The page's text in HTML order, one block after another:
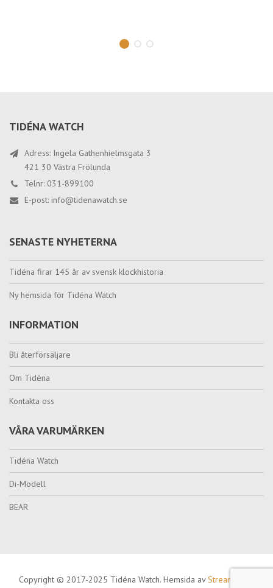
TIDÉNA WATCH
Adress: Ingela Gathenhielmsgata 3
421 30 Västra Frölunda
Telnr: 031-899100
E-post: info@tidenawatch.se
SENASTE NYHETERNA
Tidéna firar 145 år av svensk klockhistoria
Ny hemsida för Tidéna Watch
INFORMATION
Bli återförsäljare
Om Tidèna
Kontakta oss
VÅRA VARUMÄRKEN
Tidéna Watch
Di-Modell
BEAR
Copyright © 2017-2025 Tidéna Watch. Hemsida avStreamcode